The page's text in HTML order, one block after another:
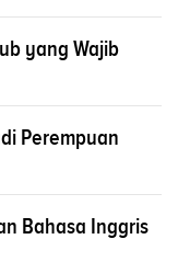
yang Wajib
Perempuan
Bahasa Inggris